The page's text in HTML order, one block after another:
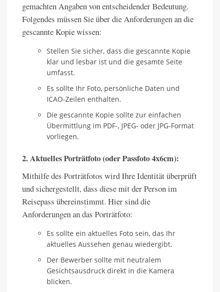
gemachten Angaben von entscheidender Bedeutung.
Folgendes müssen Sie über die Anforderungen an die
gescannte Kopie wissen:
Stellen Sie sicher, dass die gescannte Kopie
klar und lesbar ist und die gesamte Seite
umfasst.
Es sollte Ihr Foto, persönliche Daten und
ICAO-Zeilen enthalten.
Die gescannte Kopie sollte zur einfachen
Übermittlung im PDF-, JPEG- oder JPG-Format
vorliegen.
2. Aktuelles Porträtfoto (oder Passfoto 4x6cm):
Mithilfe des Porträtfotos wird Ihre Identität überprüft
und sichergestellt, dass diese mit der Person im
Reisepass übereinstimmt. Hier sind die
Anforderungen an das Porträtfoto:
Es sollte ein aktuelles Foto sein, das Ihr
aktuelles Aussehen genau wiedergibt.
Der Bewerber sollte mit neutralem
Gesichtsausdruck direkt in die Kamera
blicken.